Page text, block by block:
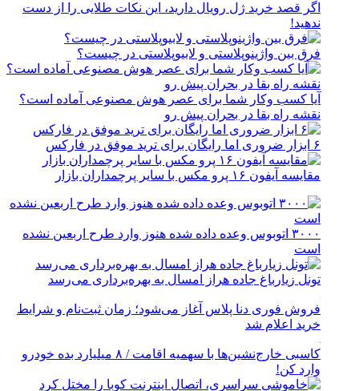
اگر قصد خرید ژل رویال دارید، این نکات طلایی را از دست
ندهید!
فرق بین واژینوپلاستی و لابیوپلاستی در چیست؟
آیا کسب وکار شما برای عصر هوش مصنوعی آماده است؟
نقشه راه بقا در بحران پیش رو
۶ ابزار ضروری اما رایگان برای ترید موفق در فارکس
مقایسه آیفون ۱۶ پرو مکس با سایر پرچمداران بازار
۳۰۰۰ اتوبوس وعده داده شده هنوز وارد طرح اربعین نشده
است
تونل زیارباغ جاده هراز امسال به بهره‌برداری می‌رسد
فروش فوری دنا پلاس آغاز می‌شود؛ زمان ثبت‌نام و شرایط
خرید اعلام شد
کاسبی خارج‌نشین‌ها با سهمیه اقامت / ۸ میلیارد بده خودرو
وارد کن!